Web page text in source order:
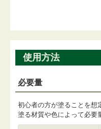
使用方法
必要量
初心者の方が塗ることを想
塗る材質や色によって必要